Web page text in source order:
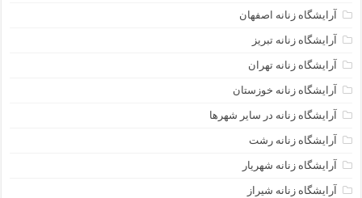
آرایشگاه زنانه اصفهان
آرایشگاه زنانه تبریز
آرایشگاه زنانه تهران
آرایشگاه زنانه خوزستان
آرایشگاه زنانه در سایر شهرها
آرایشگاه زنانه رشت
آرایشگاه زنانه شهریار
آرایشگاه زنانه شیراز